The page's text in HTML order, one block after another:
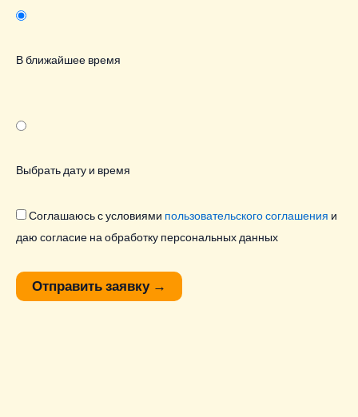
В ближайшее время
Выбрать дату и время
Соглашаюсь с условиями пользовательского соглашения и
даю согласие на обработку персональных данных
Отправить заявку →